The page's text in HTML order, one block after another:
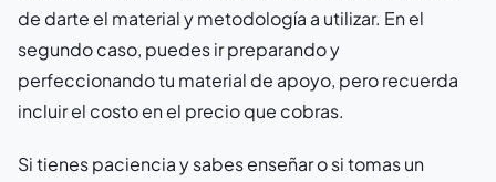
de darte el material y metodología a utilizar. En el
segundo caso, puedes ir preparando y
perfeccionando tu material de apoyo, pero recuerda
incluir el costo en el precio que cobras.
Si tienes paciencia y sabes enseñar o si tomas un